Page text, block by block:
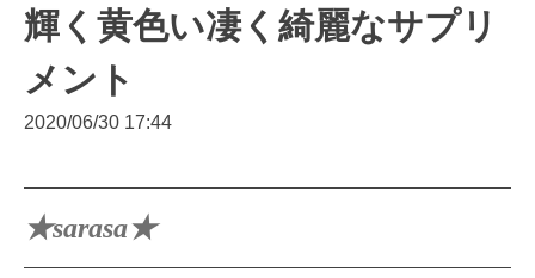
輝く黄色い凄く綺麗なサプリ
メント
2020/06/30 17:44
★sarasa★